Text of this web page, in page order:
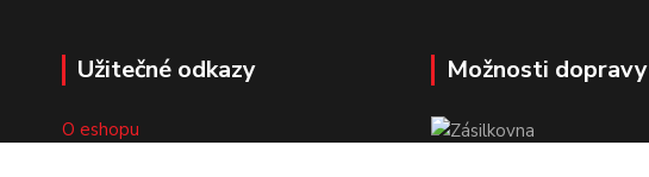
Užitečné odkazy
O eshopu
Možnosti dopravy